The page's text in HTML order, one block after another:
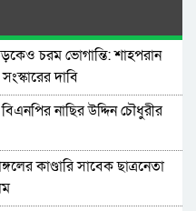
চরম ভোগান্তি: শাহপরান
দাবি
নাছির উদ্দিন চৌধুরীর
কাণ্ডারি সাবেক ছাত্রনেতা